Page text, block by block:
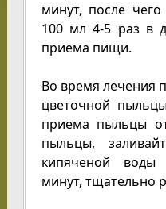
минут, после
100 мл 4-5 раз в
приема пищи.
Во время лечения
цветочной
приема пыльцы
пыльцы,
кипяченой воды
минут, тщательно